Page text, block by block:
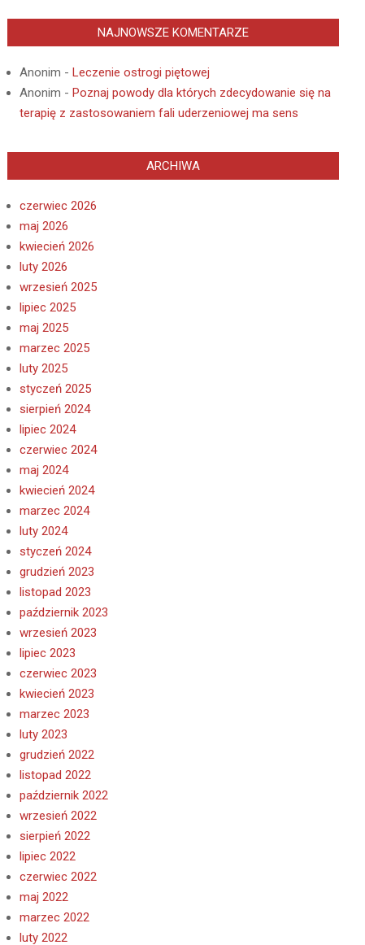
NAJNOWSZE KOMENTARZE
Anonim - Leczenie ostrogi piętowej
Anonim - Poznaj powody dla których zdecydowanie się na
terapię z zastosowaniem fali uderzeniowej ma sens
ARCHIWA
czerwiec 2026
maj 2026
kwiecień 2026
luty 2026
wrzesień 2025
lipiec 2025
maj 2025
marzec 2025
luty 2025
styczeń 2025
sierpień 2024
lipiec 2024
czerwiec 2024
maj 2024
kwiecień 2024
marzec 2024
luty 2024
styczeń 2024
grudzień 2023
listopad 2023
październik 2023
wrzesień 2023
lipiec 2023
czerwiec 2023
kwiecień 2023
marzec 2023
luty 2023
grudzień 2022
listopad 2022
październik 2022
wrzesień 2022
sierpień 2022
lipiec 2022
czerwiec 2022
maj 2022
marzec 2022
luty 2022